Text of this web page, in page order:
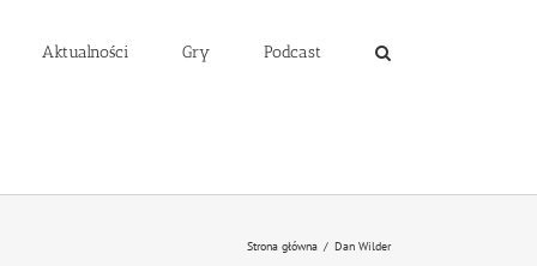
Aktualności Gry Podcast
Strona główna / Dan Wilder